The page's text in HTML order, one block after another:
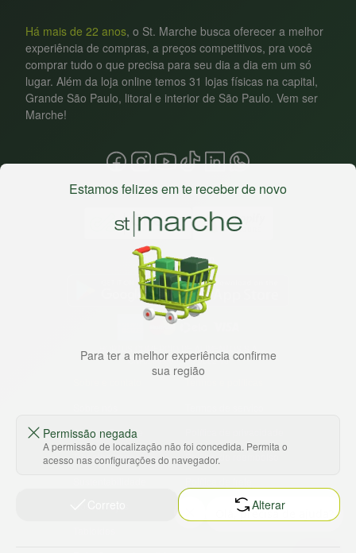
Há mais de 22 anos, o St. Marche busca oferecer a melhor
experiência de compras, a preços competitivos, pra você
comprar tudo o que precisa para seu dia a dia em um só
lugar. Além da loja online temos 31 lojas físicas na capital,
Grande São Paulo, litoral e interior de São Paulo. Vem ser
Marche!
HORTUS COMERCIO DE ALIMENTOS S.A
CNPJ: 09.000.493/0002-15
Ajuda e Suporte
Trabalhe conosco
Termos e políticas
Política de reembolso
Baixe nosso app
Estamos felizes em te receber de novo
Para ter a melhor experiência confirme
sua região
Permissão negada
A permissão de localização não foi concedida. Permita o
acesso nas configurações do navegador.
Alterar